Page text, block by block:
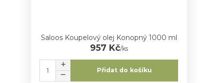
Saloos Koupelový olej Konopný 1000 ml
957 Kč/ks
Přidat do košíku